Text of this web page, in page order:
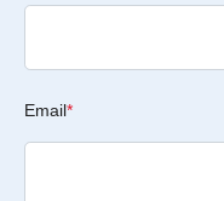
Email*